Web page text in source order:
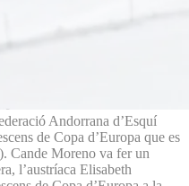
Andorrana d’Esquí
de Copa d’Europa que es
Cande Moreno va fer un
l’austríaca Elisabeth